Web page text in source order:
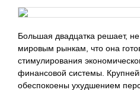
Большая двадцатка решает,
мировым рынкам, что она
стимулирования
финансовой системы.
обеспокоены ухудшением